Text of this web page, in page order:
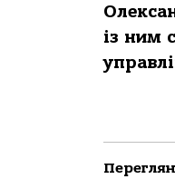
із ним